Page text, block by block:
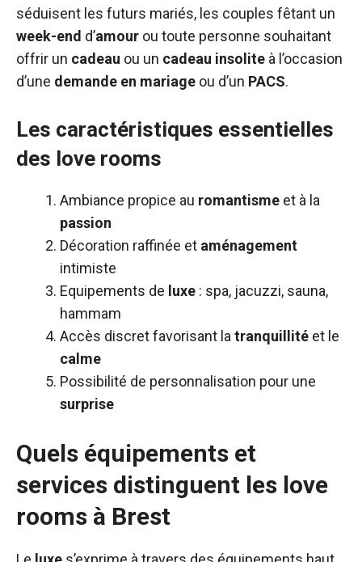
séduisent les futurs mariés, les couples fêtant un
week-end d’amour ou toute personne souhaitant
offrir un cadeau ou un cadeau insolite à l’occasion
d’une demande en mariage ou d’un PACS.
Les caractéristiques essentielles
des love rooms
Ambiance propice au romantisme et à la
passion
Décoration raffinée et aménagement
intimiste
Equipements de luxe : spa, jacuzzi, sauna,
hammam
Accès discret favorisant la tranquillité et le
calme
Possibilité de personnalisation pour une
surprise
Quels équipements et
services distinguent les love
rooms à Brest